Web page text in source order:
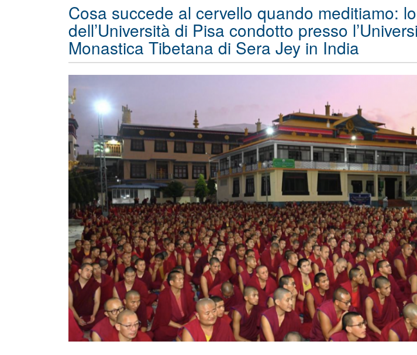
Cosa succede al cervello quando meditiamo:
dell’Università di Pisa condotto presso
Monastica Tibetana di Sera Jey in India